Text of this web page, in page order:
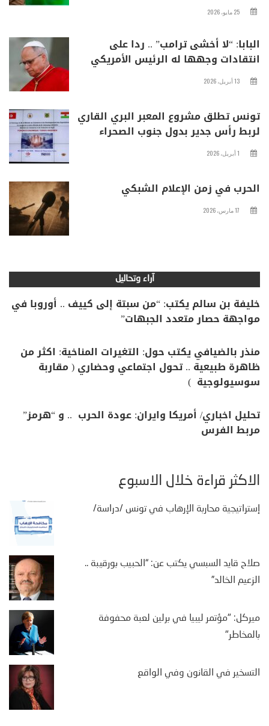
25 مايو، 2026
البابا: “لا أخشى ترامب” .. ردا على
انتقادات وجهها له الرئيس الأمريكي
13 أبريل، 2026
تونس تطلق مشروع المعبر البري القاري
لربط رأس جدير بدول جنوب الصحراء
1 أبريل، 2026
الحرب في زمن الإعلام الشبكي
17 مارس، 2026
آراء وتحاليل
خليفة بن سالم يكتب: “من سبتة إلى كييف .. أوروبا في
مواجهة حصار متعدد الجبهات”
منذر بالضيافي يكتب حول: التغيرات المناخية: اكثر من
ظاهرة طبيعية .. تحول اجتماعي وحضاري ( مقاربة
سوسيولوجية )
تحليل اخباري/ أمريكا وايران: عودة الحرب .. و “هرمز”
مربط الفرس
الأكثر قراءة خلال الأسبوع
إستراتيجية محاربة الإرهاب في تونس /دراسة/
صلاح قايد السبسي يكتب عن: “الحبيب بورقيبة ..
الزعيم الخالد”
ميركل: "مؤتمر ليبيا في برلين لعبة محفوفة
بالمخاطر"
التسخير في القانون وفي الواقع